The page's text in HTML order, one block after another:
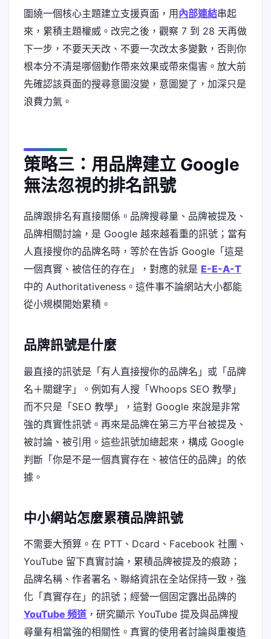
圍繞一個核心主題建立支援頁面，用 內部連結串起
來，累積主題權威。改完之後，觀察 7 到 28 天再做
下一步，不要天天改、不要一次改太多變數，否則你
根本分不清是哪個動作帶來效果或帶來傷害。放大前
先確認該頁面的搜尋意圖沒變，意圖變了，加深只是
浪費力氣。
策略三：用品牌建立 Google
無法忽視的排名訊號
品牌跟排名有直接關係。品牌搜尋量、品牌被提及、
品牌相關討論，是 Google 越來越看重的訊號；當有
人直接搜你的品牌名時，等於在告訴 Google「這是
一個真實、被信任的存在」，對應的就是 E-E-A-T
中的 Authoritativeness。這件事不論網站大小都能
從小規模開始累積。
品牌訊號是什麼
最直接的訊號是「有人直接搜你的品牌名」或「品牌
名＋關鍵字」。例如有人搜「Whoops SEO 教學」
而不只是「SEO 教學」，這對 Google 來說是非常
強的真實性訊號。再來是品牌在第三方平台被提及、
被討論、被引用。這些訊號加總起來，構成 Google
判斷「你是不是一個真實存在、被信任的品牌」的依
據。
中小網站怎麼累積品牌訊號
不需要大預算。在 PTT、Dcard、Facebook 社團、
YouTube 留下真實討論，累積品牌被提及的痕跡；
品牌名稱、作者署名、聯絡資訊在全站保持一致，強
化「真實存在」的訊號；經營一個固定露出品牌的
YouTube 頻道 ，研究顯示 YouTube 提及與品牌搜
尋量有相當強的相關性。真實的使用者討論與重複造